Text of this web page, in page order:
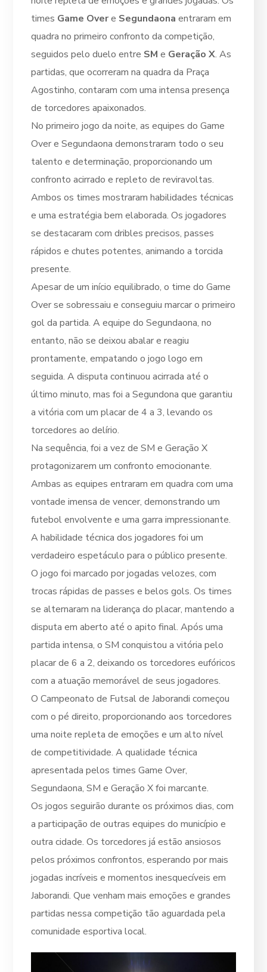
times Game Overe Segundaona entraram em
quadra no primeiro confronto da competição,
seguidos pelo duelo entre SM e Geração X. As
partidas, que ocorreram na quadra da Praça
Agostinho, contaram com uma intensa presença
de torcedores apaixonados.
No primeiro jogo da noite, as equipes do Game
Over e Segundaona demonstraram todo o seu
talento e determinação, proporcionando um
confronto acirrado e repleto de reviravoltas.
Ambos os times mostraram habilidades técnicas
e uma estratégia bem elaborada. Os jogadores
se destacaram com dribles precisos, passes
rápidos e chutes potentes, animando a torcida
presente.
Apesar de um início equilibrado, o time do Game
Over se sobressaiu e conseguiu marcar o primeiro
gol da partida. A equipe do Segundaona, no
entanto, não se deixou abalar e reagiu
prontamente, empatando o jogo logo em
seguida. A disputa continuou acirrada até o
último minuto, mas foi a Segundona que garantiu
a vitória com um placar de 4 a 3, levando os
torcedores ao delírio.
Na sequência, foi a vez de SM e Geração X
protagonizarem um confronto emocionante.
Ambas as equipes entraram em quadra com uma
vontade imensa de vencer, demonstrando um
futebol envolvente e uma garra impressionante.
A habilidade técnica dos jogadores foi um
verdadeiro espetáculo para o público presente.
O jogo foi marcado por jogadas velozes, com
trocas rápidas de passes e belos gols. Os times
se alternaram na liderança do placar, mantendo a
disputa em aberto até o apito final. Após uma
partida intensa, o SM conquistou a vitória pelo
placar de 6 a 2, deixando os torcedores eufóricos
com a atuação memorável de seus jogadores.
O Campeonato de Futsal de Jaborandi começou
com o pé direito, proporcionando aos torcedores
uma noite repleta de emoções e um alto nível
de competitividade. A qualidade técnica
apresentada pelos times Game Over,
Segundaona, SM e Geração X foi marcante.
Os jogos seguirão durante os próximos dias, com
a participação de outras equipes do município e
outra cidade. Os torcedores já estão ansiosos
pelos próximos confrontos, esperando por mais
jogadas incríveis e momentos inesquecíveis em
Jaborandi. Que venham mais emoções e grandes
partidas nessa competição tão aguardada pela
comunidade esportiva local.